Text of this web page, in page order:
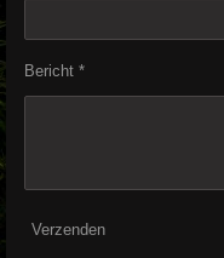
Bericht *
Verzenden